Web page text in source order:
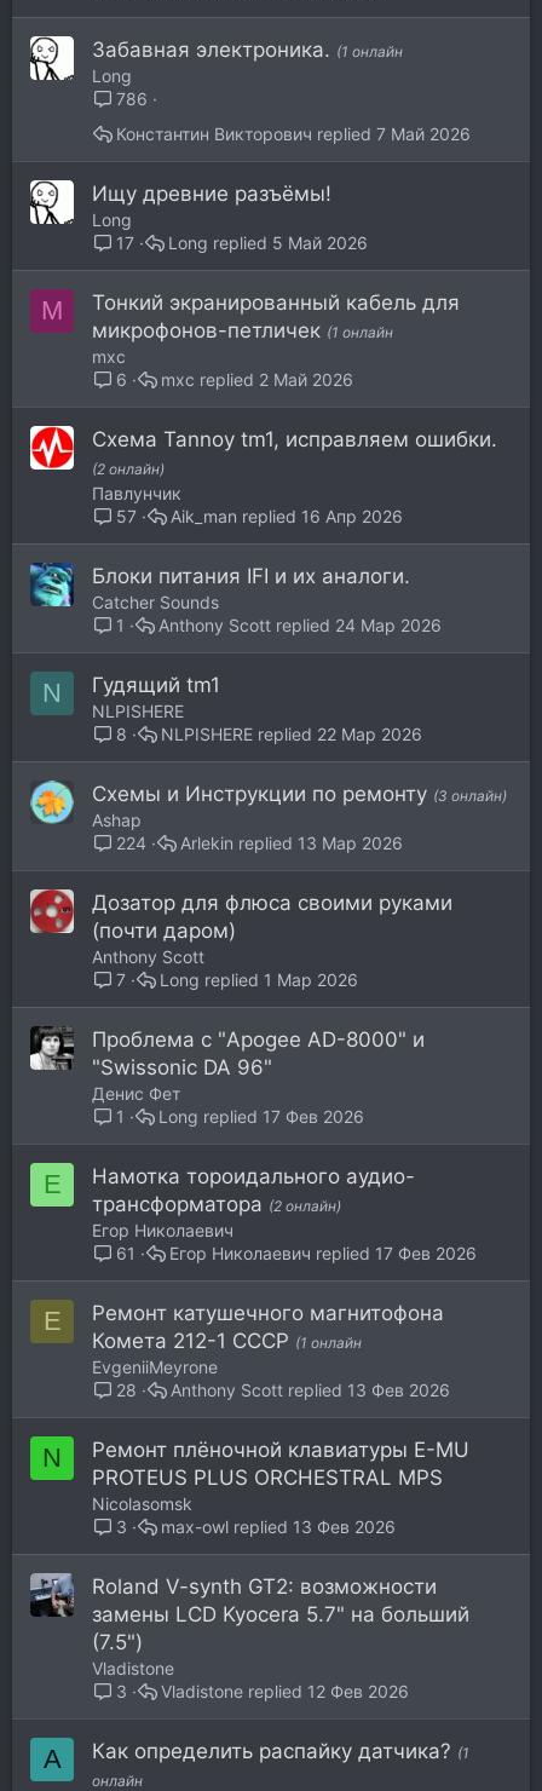
Забавная электроника. (1 онлайн
Long
786
7 Май 2026
Константин Викторович
Ищу древние разъёмы!
Long
17
5 Май 2026
Long
M
Тонкий экранированный кабель для
микрофонов-петличек (1 онлайн
mxc
6
2 Май 2026
mxc
Схема Tannoy tm1, исправляем ошибки.
(2 онлайн)
Павлунчик
57
16 Апр 2026
Aik_man
Блоки питания IFI и их аналоги.
Catcher Sounds
1
24 Мар 2026
Anthony Scott
N Гудящий tm1
NLPISHERE
8
22 Мар 2026
NLPISHERE
Схемы и Инструкции по ремонту (3 онлайн)
Ashap
224
13 Мар 2026
Arlekin
Дозатор для флюса своими руками
(почти даром)
Anthony Scott
7
1 Мар 2026
Long
Проблема с "Apogee AD-8000" и
"Swissonic DA 96"
Денис Фет
1
17 Фев 2026
Long
Е
Намотка тороидального аудио-
трансформатора (2 онлайн)
Егор Николаевич
61
17 Фев 2026
Егор Николаевич
E
Ремонт катушечного магнитофона
Комета 212-1 СССР (1 онлайн
EvgeniiMeyrone
28
13 Фев 2026
Anthony Scott
N
Ремонт плёночной клавиатуры E-MU
PROTEUS PLUS ORCHESTRAL MPS
Nicolasomsk
3
13 Фев 2026
max-owl
Roland V-synth GT2: возможности
замены LCD Kyocera 5.7" на больший
(7.5")
Vladistone
3
12 Фев 2026
Vladistone
A Как определить распайку датчика? (1
онлайн